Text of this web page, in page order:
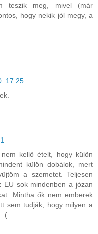
teszik meg, mivel (már
hogy nekik jól megy, a
17:25
kellő ételt, hogy külön
külön dobálok, mert
a szemetet. Teljesen
EU sok mindenben a józan
Mintha ők nem emberek
sem tudják, hogy milyen a
:(